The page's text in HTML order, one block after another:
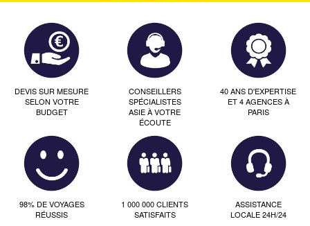
DEVIS SUR MESURE
SELON VOTRE
BUDGET
CONSEILLERS
SPÉCIALISTES
ASIE À VOTRE
ÉCOUTE
40 ANS D'EXPERTISE
ET 4 AGENCES À
PARIS
98% DE VOYAGES
RÉUSSIS
1 000 000 CLIENTS
SATISFAITS
ASSISTANCE
LOCALE 24H/24